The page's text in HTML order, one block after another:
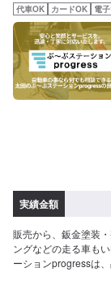
代車OK カードOK 電
実績金額
販売から、鈑金塗装
ングなどの走る車も
ーションprogressは